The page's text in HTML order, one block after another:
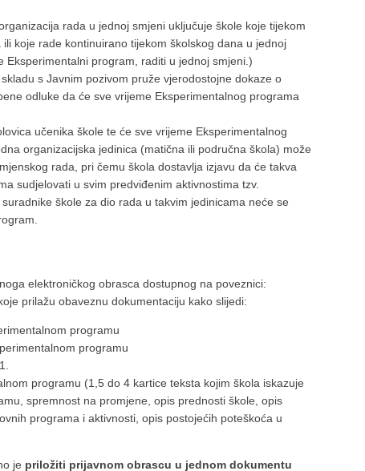
rada u jednoj smjeni uključuje škole koje tijekom
koje rade kontinuirano tijekom školskog dana u jednoj
program, raditi u jednoj smjeni.)
s Javnim pozivom pruže vjerodostojne dokaze o
odluke da će sve vrijeme Eksperimentalnog programa
učenika škole te će sve vrijeme Eksperimentalnog
organizacijska jedinica (matična ili područna škola) može
rada, pri čemu škola dostavlja izjavu da će takva
sudjelovati u svim predviđenim aktivnostima tzv.
škole za dio rada u takvim jedinicama neće se
elektroničkog obrasca dostupnog na poveznici:
prilažu obaveznu dokumentaciju kako slijedi:
programu
programu
programu (1,5 do 4 kartice teksta kojim škola iskazuje
spremnost na promjene, opis prednosti škole, opis
programa i aktivnosti, opis postojećih poteškoća u
je priložiti prijavnom obrascu u jednom dokumentu